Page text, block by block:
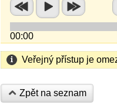
00:00
Veřejný přístup je
Zpět na seznam